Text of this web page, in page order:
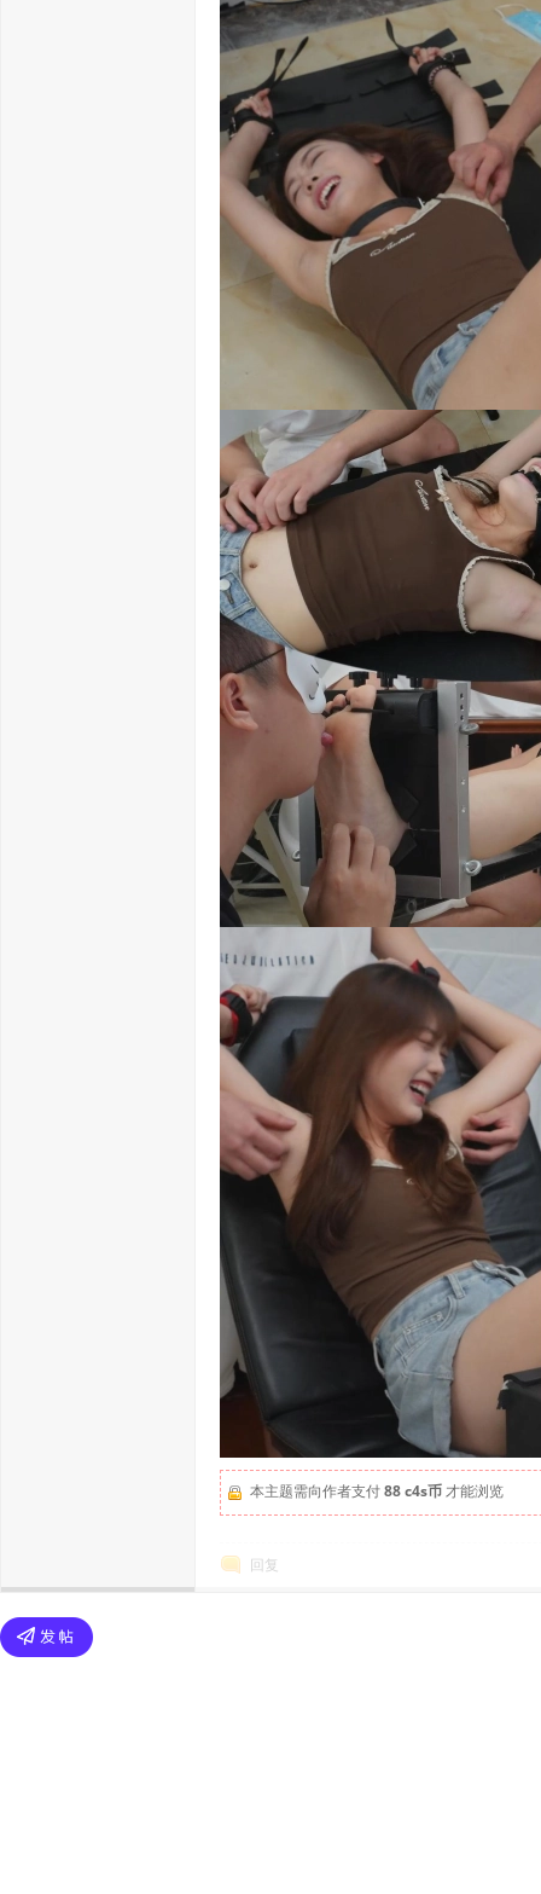
本主题需向作者支付88 c4s币才能浏览
回复